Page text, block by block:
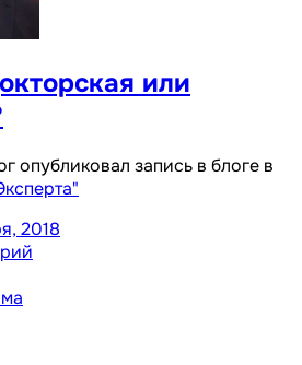
или
опубликовал запись в блоге в
2018